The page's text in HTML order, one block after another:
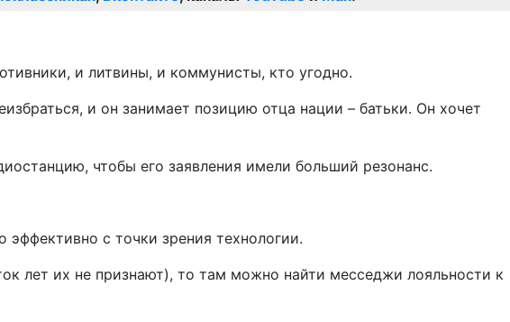
и литвины, и коммунисты, кто угодно.
и он занимает позицию отца нации – батьки. Он хочет
чтобы его заявления имели больший резонанс.
с точки зрения технологии.
лет их не признают), то там можно найти месседжи лояльности к